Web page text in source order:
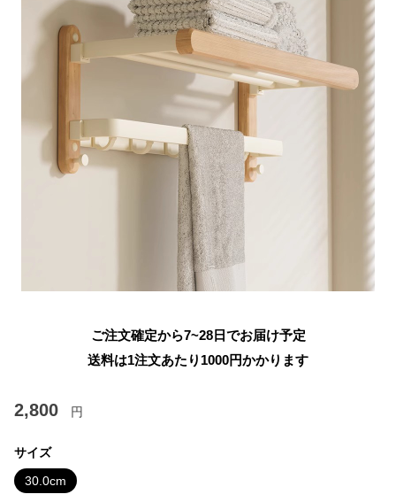
ご注文確定から7~28日でお届け予定
送料は1注文あたり 1000円かかります
2,800 円
サイズ
30.0cm